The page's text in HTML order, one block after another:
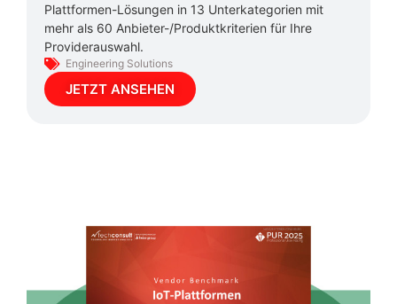
Plattformen-Lösungen in 13 Unterkategorien mit
mehr als 60 Anbieter-/Produktkriterien für Ihre
Providerauswahl.
Engineering Solutions
JETZT ANSEHEN